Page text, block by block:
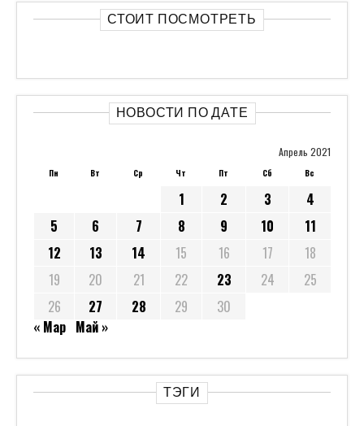
СТОИТ ПОСМОТРЕТЬ
НОВОСТИ ПО ДАТЕ
Апрель 2021
Пн Вт Ср Чт Пт Сб Вс
1 2 3
4
5
6 7 8 9 10
11
12
13 14 15 16 17
18
19
20 21 22 23 24
25
26
27 28 29
30
« Мар Май »
ТЭГИ